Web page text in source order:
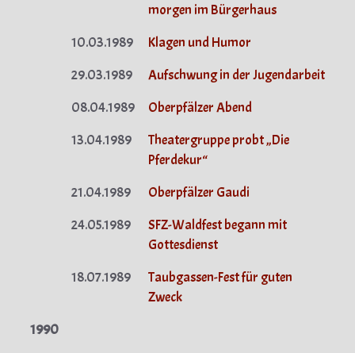
morgen im Bürgerhaus
10.03.1989
Klagen und Humor
29.03.1989
Aufschwung in der Jugendarbeit
08.04.1989
Oberpfälzer Abend
13.04.1989
Theatergruppe probt „Die
Pferdekur“
21.04.1989
Oberpfälzer Gaudi
24.05.1989
SFZ-Waldfest begann mit
Gottesdienst
18.07.1989
Taubgassen-Fest für guten
Zweck
1990